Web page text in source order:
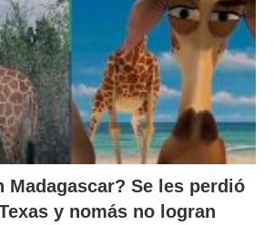
Madagascar? Se les perdió
y nomás no logran